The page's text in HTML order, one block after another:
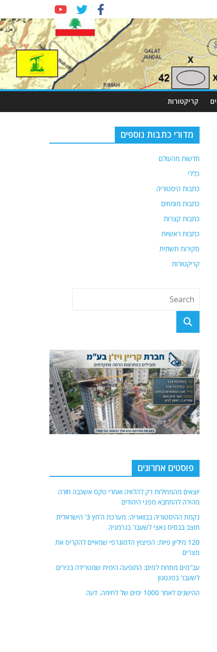
קריקטורות
מדורי כתבות נוספים
חדשות מהעולם
כללי
כתבות היסטוריה
כתבות מומחים
כתבות קצרות
כתבות ראשיות
סקירות תשתית
קריקטורות
פוסטים אחרונים
יוצאים מהמחילות רק להלוויה ואחרי טקס אשכבה חזרה
מהירה להתחבא מפני היהודים
תוצב בבסיס נאצי לשעבר בגרמניה